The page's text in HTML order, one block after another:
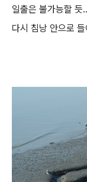
일출은 불가능할 듯..
다시 침낭 안으로